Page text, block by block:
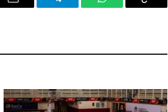
Email Telegram WhatsAppCopy